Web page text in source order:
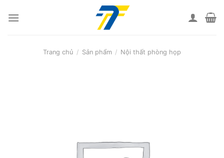
Trang chủ / Sản phẩm / Nội thất phòng họp